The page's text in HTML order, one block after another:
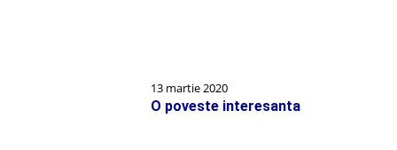
13 martie 2020
O poveste interesanta